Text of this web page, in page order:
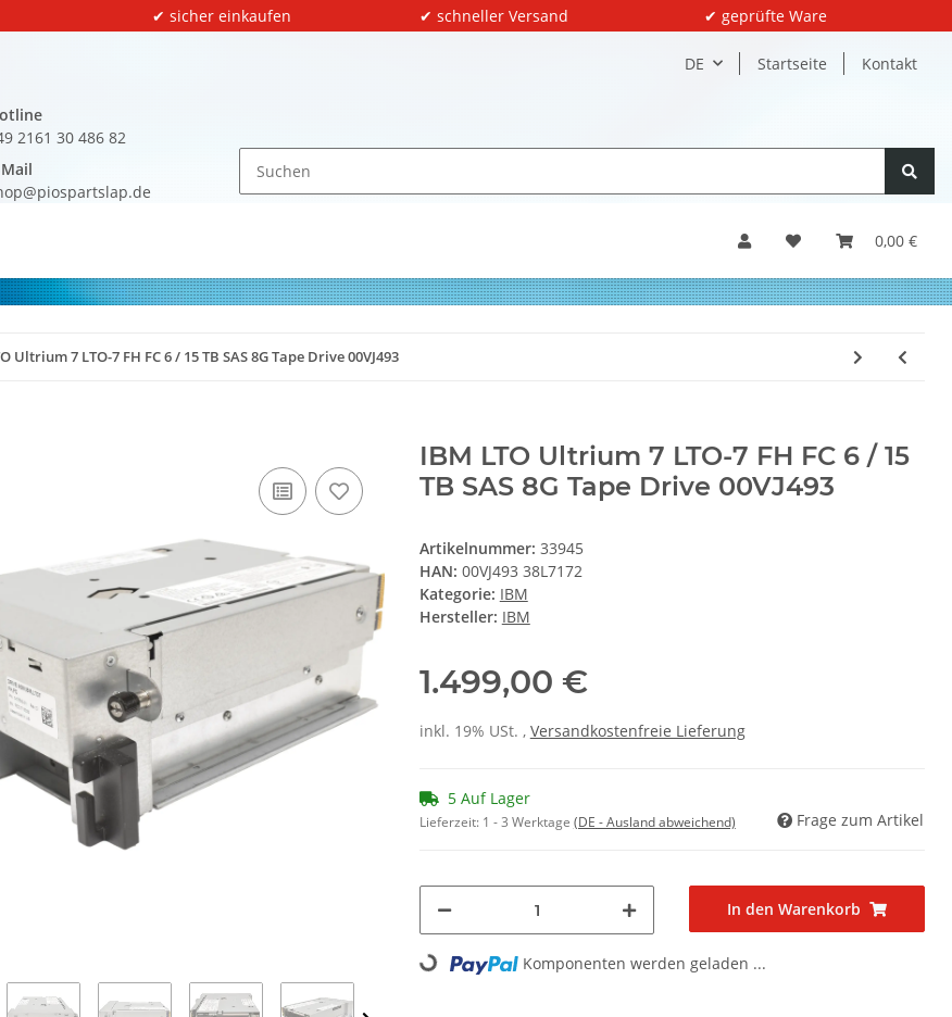
✔ sicher einkaufen ✔ schneller Versand ✔ geprüfte Ware
DE Startseite Kontakt
2161 30 486 82
0,00 €
Ultrium 7 LTO-7 FH FC 6 / 15 TB SAS 8G Tape Drive 00VJ493
IBM LTO Ultrium 7 LTO-7 FH FC 6 / 15
TB SAS 8G Tape Drive 00VJ493
Artikelnummer: 33945
HAN: 00VJ493 38L7172
Kategorie: IBM
Hersteller: IBM
1.499,00 €
inkl. 19% USt. , Versandkostenfreie Lieferung
5 Auf Lager
Lieferzeit: 1 - 3 Werktage (DE - Ausland abweichend) Frage zum Artikel
In den Warenkorb
Loading... Komponenten werden geladen ...